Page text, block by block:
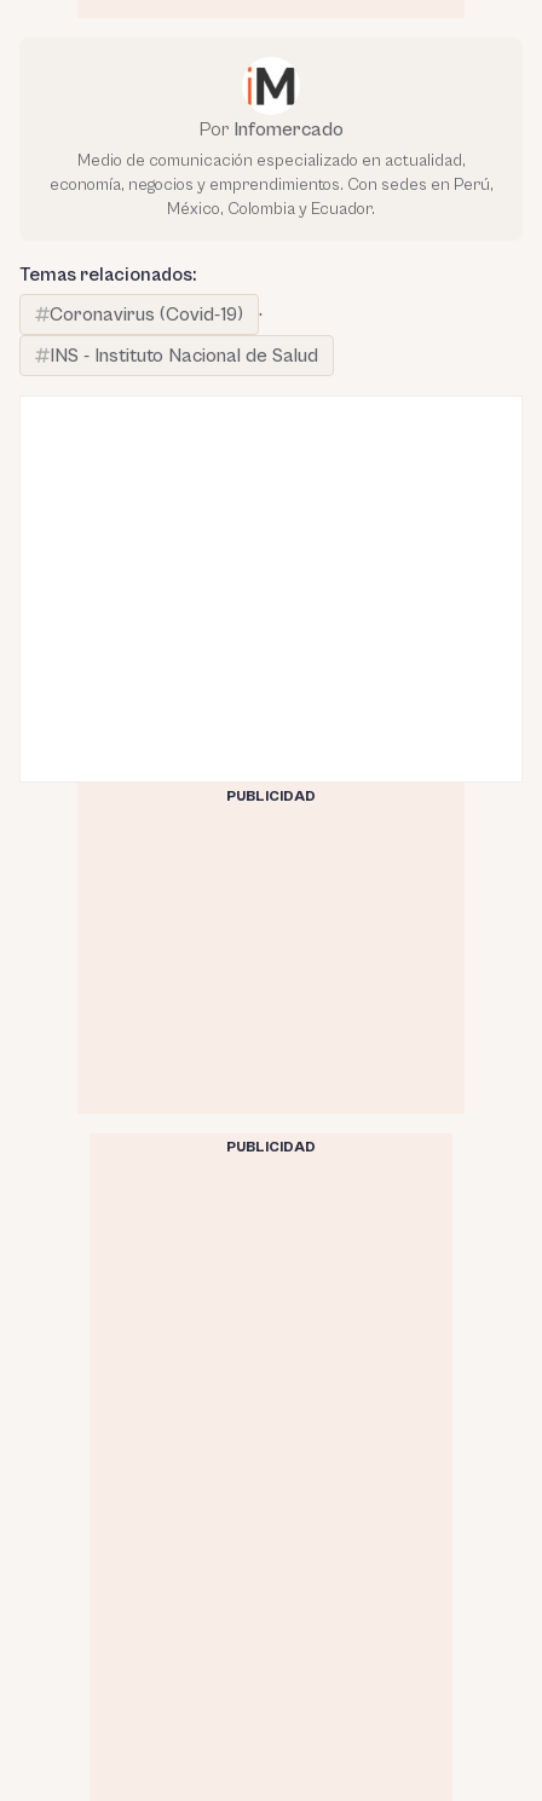
Por Infomercado
Medio de comunicación especializado en actualidad,
economía, negocios y emprendimientos. Con sedes en Perú,
México, Colombia y Ecuador.
Temas relacionados:
Coronavirus (Covid-19)
·
INS - Instituto Nacional de Salud
PUBLICIDAD
PUBLICIDAD